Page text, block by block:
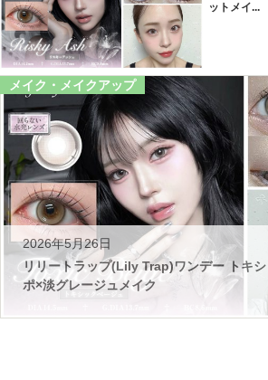
ットメイ...
メイク・メイクアップ
2026年5月26日
リリートラップ(Lily Trap)ワンデー トキ
ポ×淡グレージュメイク